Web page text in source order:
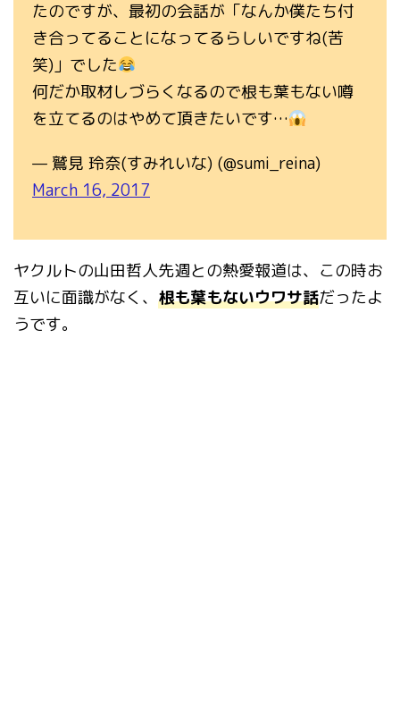
たのですが、最初の会話が「なんか僕たち付
き合ってることになってるらしいですね(苦
笑)」でした
何だか取材しづらくなるので根も葉もない噂
を立てるのはやめて頂きたいです…
— 鷲見 玲奈(すみれいな) (@sumi_reina)
March 16, 2017
ヤクルトの山田哲人先週との熱愛報道は、この時お
互いに面識がなく、 根も葉もないウワサ話だったよ
うです。